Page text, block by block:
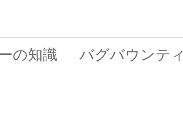
の知識 バグバウンティ